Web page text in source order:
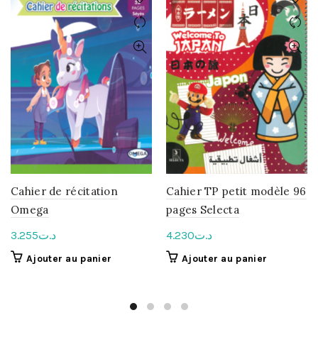
Cahier de récitation
Omega
د.ت3.255
Ajouter au panier
Cahier TP petit modèle 96
pages Selecta
د.ت4.230
Ajouter au panier